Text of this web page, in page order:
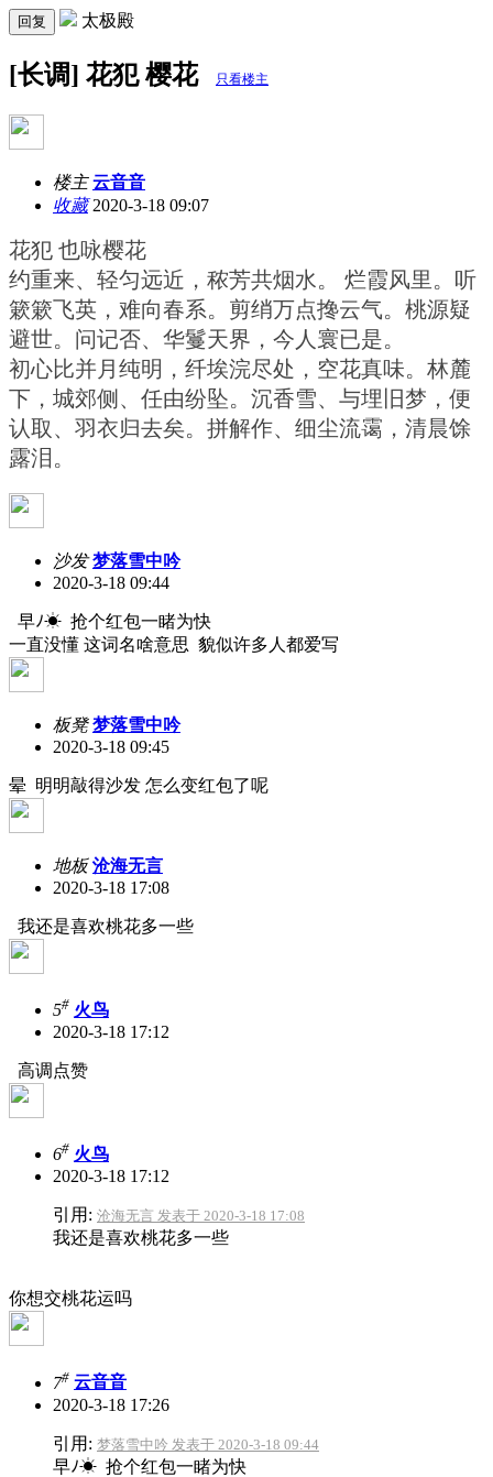
回复 太极殿
[长调] 花犯 樱花 只看楼主
楼主 云音音
收藏2020-3-18 09:07
花犯 也咏樱花
约重来、轻匀远近，秾芳共烟水。 烂霞风里。听
簌簌飞英，难向春系。剪绡万点搀云气。桃源疑
避世。问记否、华鬘天界，今人寰已是。
初心比并月纯明，纤埃浣尽处，空花真味。林麓
下，城郊侧、任由纷坠。沉香雪、与埋旧梦，便
认取、羽衣归去矣。拼解作、细尘流霭，清晨馀
露泪。
沙发 梦落雪中吟
2020-3-18 09:44
早ﾉ☀ 抢个红包一睹为快
一直没懂 这词名啥意思 貌似许多人都爱写
板凳 梦落雪中吟
2020-3-18 09:45
晕 明明敲得沙发 怎么变红包了呢
地板 沧海无言
2020-3-18 17:08
我还是喜欢桃花多一些
5# 火鸟
2020-3-18 17:12
高调点赞
6# 火鸟
2020-3-18 17:12
引用: 沧海无言 发表于 2020-3-18 17:08
我还是喜欢桃花多一些
你想交桃花运吗
7# 云音音
2020-3-18 17:26
引用: 梦落雪中吟 发表于 2020-3-18 09:44
早ﾉ☀ 抢个红包一睹为快